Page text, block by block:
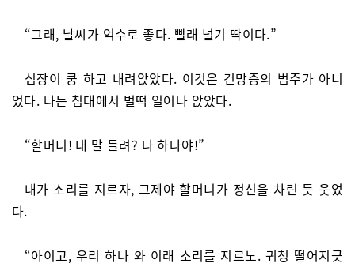
“그래, 날씨가 억수로 좋다. 빨래 널기 딱이다.”
심장이 쿵 하고 내려앉았다. 이것은 건망증의 범주가 아니
었다. 나는 침대에서 벌떡 일어나 앉았다.
“할머니! 내 말 들려? 나 하나야!”
내가 소리를 지르자, 그제야 할머니가 정신을 차린 듯 웃었
다.
“아이고, 우리 하나 와 이래 소리를 지르노. 귀청 떨어지긋